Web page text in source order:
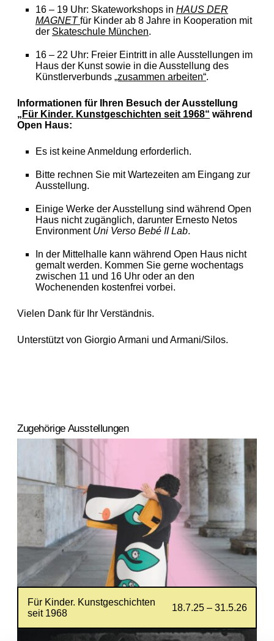
16 – 19 Uhr: Skateworkshops in HAUS DER
MAGNET für Kinder ab 8 Jahre in Kooperation mit
der Skateschule München.
16 – 22 Uhr: Freier Eintritt in alle Ausstellungen im
Haus der Kunst sowie in die Ausstellung des
Künstlerverbunds „zusammen arbeiten“.
Informationen für Ihren Besuch der Ausstellung
„Für Kinder. Kunstgeschichten seit 1968“ während
Open Haus:
Es ist keine Anmeldung erforderlich.
Bitte rechnen Sie mit Wartezeiten am Eingang zur
Ausstellung.
Einige Werke der Ausstellung sind während Open
Haus nicht zugänglich, darunter Ernesto Netos
Environment Uni Verso Bebé II Lab.
In der Mittelhalle kann während Open Haus nicht
gemalt werden. Kommen Sie gerne wochentags
zwischen 11 und 16 Uhr oder an den
Wochenenden kostenfrei vorbei.
Vielen Dank für Ihr Verständnis.
Unterstützt von Giorgio Armani und Armani/Silos.
Zugehörige Ausstellungen
Für Kinder. Kunstgeschichten
seit 1968
18.7.25 – 31.5.26